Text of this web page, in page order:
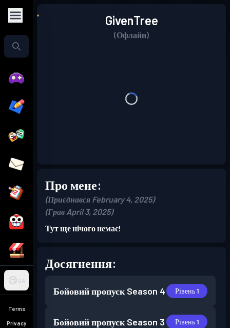
UA
Terms
Privacy
GivenTree
(Офлайн)
Про мене:
(Приєднався February 4, 2025)
(Грав April 3, 2025)
Тут ще нічого немає!
Досягнення:
Бойовий пропуск Season 4 Рівень 1
Бойовий пропуск Season 3 Рівень 1